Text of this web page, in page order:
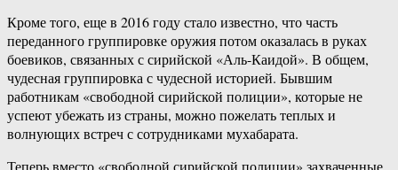
Кроме того, еще в 2016 году стало известно, что часть
переданного группировке оружия потом оказалась в руках
боевиков, связанных с сирийской «Аль-Каидой». В общем,
чудесная группировка с чудесной историей. Бывшим
работникам «свободной сирийской полиции», которые не
успеют убежать из страны, можно пожелать теплых и
волнующих встреч с сотрудниками мухабарата.